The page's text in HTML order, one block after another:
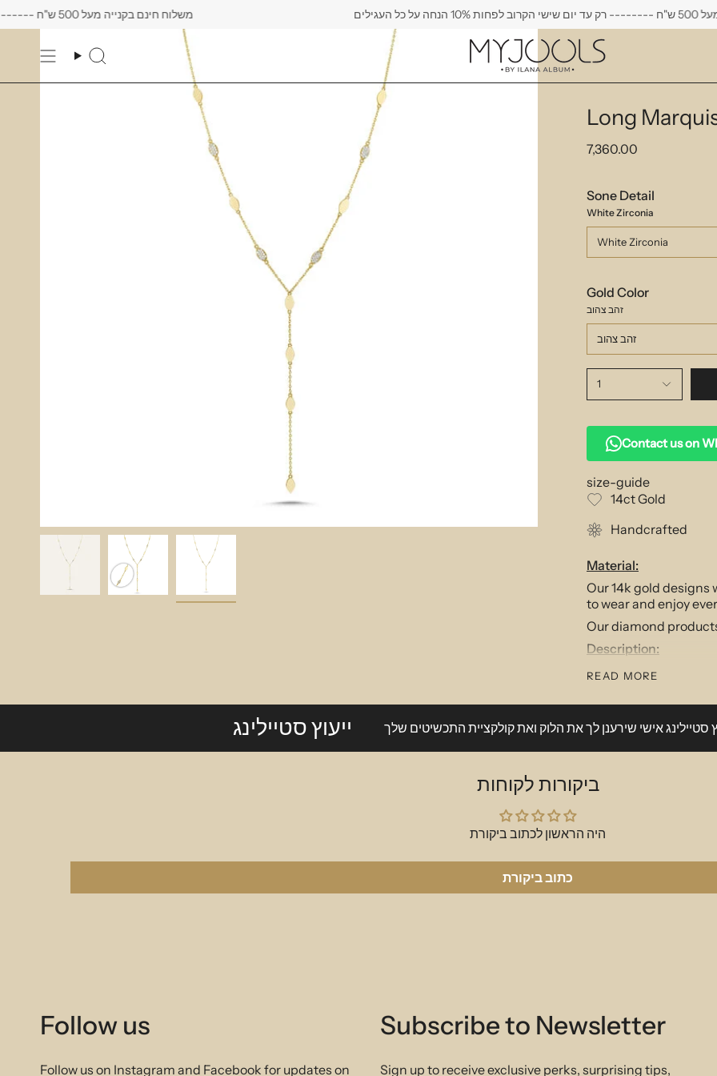
Search
משלוח חינם בקנייה מעל 500 ש"ח -------- רק עד יום שישי הקרוב לפחות 10% הנחה על כל העגילים 10% הנחה על כל העגילים
Long
7,360.00
Sone Detail
White Zirconia
White Zirconia
Gold Color
זהב צהוב
זהב צהוב
1
Contact us on
size-guide
14ct Gold
Handcrafted
Material:
Our 14k gold designs
to wear and enjoy
Our diamond
Description:
This cornerstone
turn heads. Wear
collection. A timeless
4.78 gr 0.26 ct 50cm
READ MORE
ייעוץ סטיילינג סטיילינג אישי שירענן לך את הלוק ואת קולקציית התכשיטים שלך
ביקורות לקוחות
היה הראשון לכתוב ביקורת
כתוב ביקורת
Follow us
Follow us on Instagram and Facebook for updates on
Subscribe to Newsletter
Sign up to receive exclusive perks, surprising tips,